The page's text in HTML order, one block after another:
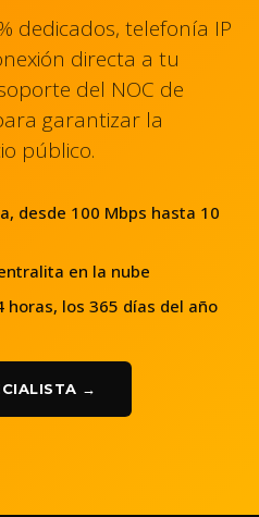
dedicados, telefonía IP
directa a tu
del NOC de
garantizar la
público.
desde 100 Mbps hasta 10
en la nube
horas, los 365 días del año
→